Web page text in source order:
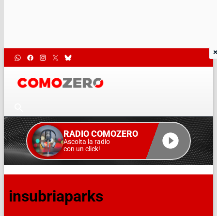
RADIO COMOZERO
Ascolta la radio
con un click!
insubriaparks